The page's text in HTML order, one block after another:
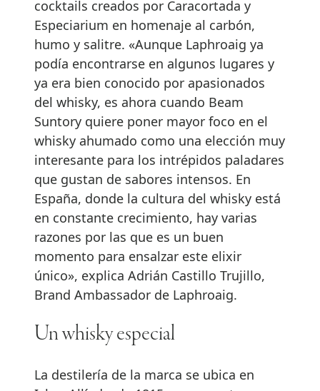
cocktails creados por Caracortada y
Especiarium en homenaje al carbón,
humo y salitre. «Aunque Laphroaig ya
podía encontrarse en algunos lugares y
ya era bien conocido por apasionados
del whisky, es ahora cuando Beam
Suntory quiere poner mayor foco en el
whisky ahumado como una elección muy
interesante para los intrépidos paladares
que gustan de sabores intensos. En
España, donde la cultura del whisky está
en constante crecimiento, hay varias
razones por las que es un buen
momento para ensalzar este elixir
único», explica Adrián Castillo Trujillo,
Brand Ambassador de Laphroaig.
Un whisky especial
La destilería de la marca se ubica en